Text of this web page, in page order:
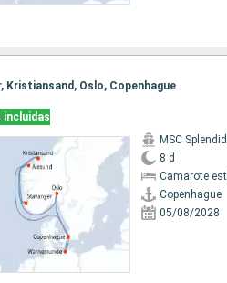
Kristiansand, Oslo, Copenhague
incluidas
MSC
8 d
Camarote
Copenhague
05/08/2028